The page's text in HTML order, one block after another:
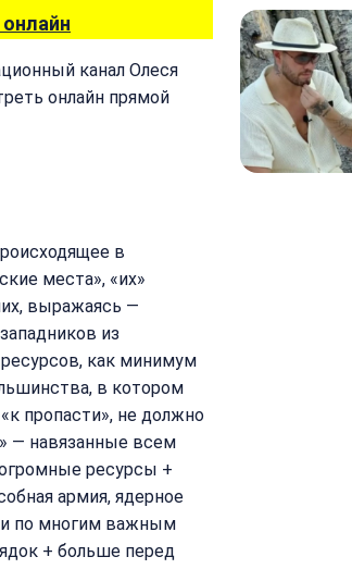
канал Олеся
онлайн прямой
в
места», «их»
выражаясь —
из
как минимум
в котором
пропасти», не должно
— навязанные всем
ресурсы +
армия, ядерное
по многим важным
+ больше перед